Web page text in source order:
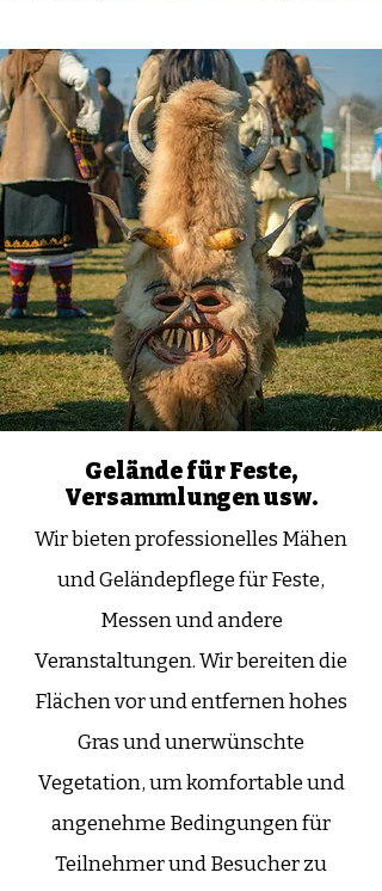
Gelände für Feste,
Versammlungen usw.
Wir bieten professionelles Mähen
und Geländepflege für Feste,
Messen und andere
Veranstaltungen. Wir bereiten die
Flächen vor und entfernen hohes
Gras und unerwünschte
Vegetation, um komfortable und
angenehme Bedingungen für
Teilnehmer und Besucher zu